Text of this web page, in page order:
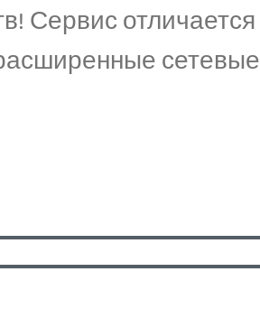
Сервис отличается
сетевые